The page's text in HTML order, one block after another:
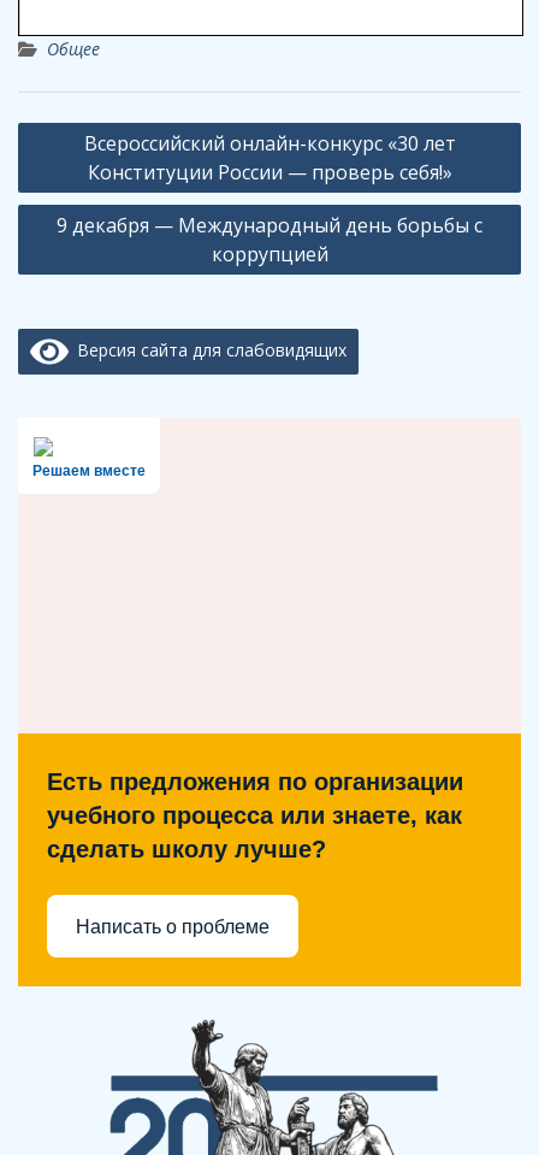
Общее
Навигация
записям
Всероссийский онлайн-конкурс «30 лет
Конституции России — проверь себя!»
9 декабря — Международный день борьбы с
коррупцией
Версия сайта для слабовидящих
Решаем вместе
Есть предложения по организации
учебного процесса или знаете, как
сделать школу лучше?
Написать о проблеме